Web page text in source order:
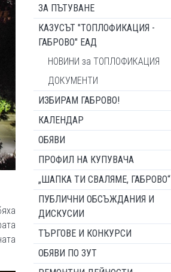
ЗА ПЪТУВАНЕ
КАЗУСЪТ "ТОПЛОФИКАЦИЯ -
ГАБРОВО" ЕАД
НОВИНИ за ТОПЛОФИКАЦИЯ
ДОКУМЕНТИ
ИЗБИРАМ ГАБРОВО!
КАЛЕНДАР
ОБЯВИ
ПРОФИЛ НА КУПУВАЧА
„ШАПКА ТИ СВАЛЯМЕ, ГАБРОВО“
ПУБЛИЧНИ ОБСЪЖДАНИЯ И
ДИСКУСИИ
ТЪРГОВЕ И КОНКУРСИ
ОБЯВИ ПО ЗУТ